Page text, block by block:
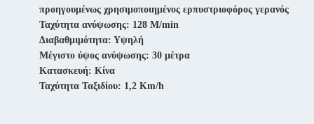
προηγουμένως χρησιμοποιημένος ερπυστριοφόρος γερανός
Ταχύτητα ανύψωσης: 128 M/min
Διαβαθμιμότητα: Υψηλή
Μέγιστο ύψος ανύψωσης: 30 μέτρα
Κατασκευή: Κίνα
Ταχύτητα Ταξιδίου: 1,2 Km/h